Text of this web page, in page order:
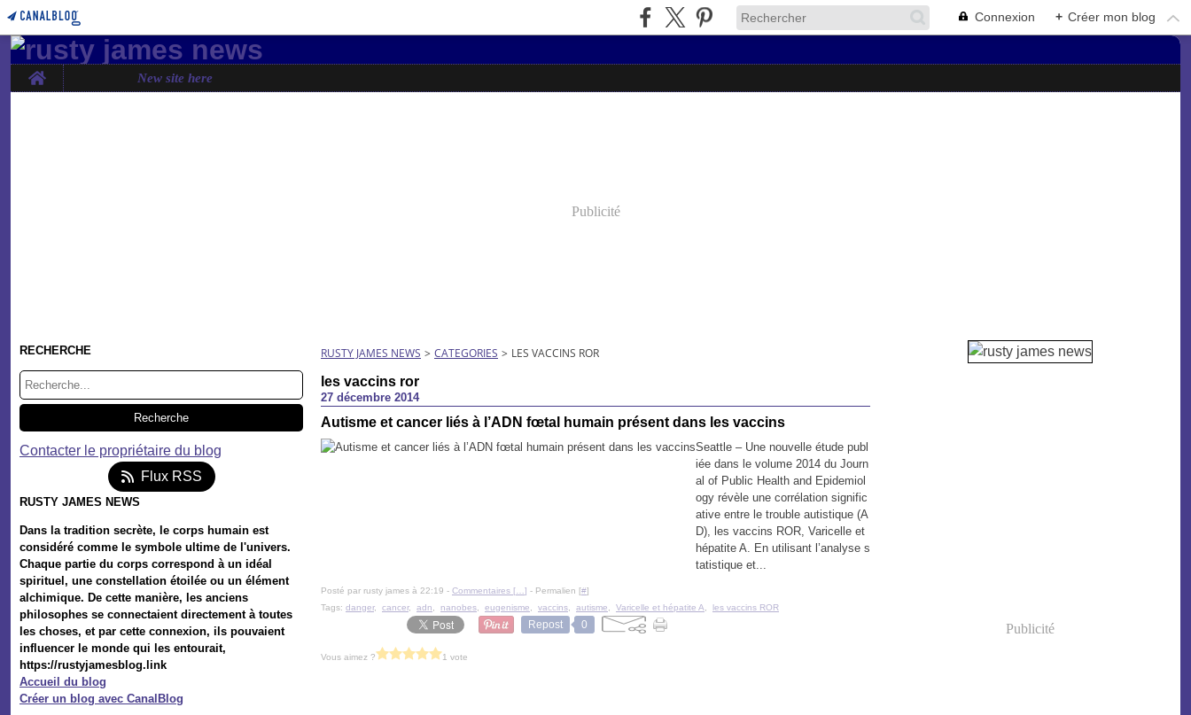
Connexion + Créer mon blog
Home New site here
Publicité
RECHERCHE
Contacter le propriétaire du blog
Flux RSS
RUSTY JAMES NEWS
Dans la tradition secrète, le corps humain est
considéré comme le symbole ultime de l'univers.
Chaque partie du corps correspond à un idéal
spirituel, une constellation étoilée ou un élément
alchimique. De cette manière, les anciens
philosophes se connectaient directement à toutes
les choses, et par cette connexion, ils pouvaient
influencer le monde qui les entourait,
https://rustyjamesblog.link
Accueil du blog
Créer un blog avec CanalBlog
RUSTY JAMES NEWS > CATEGORIES > LES VACCINS ROR
les vaccins ror
27 décembre 2014
Autisme et cancer liés à l’ADN fœtal humain présent dans les vaccins
Seattle – Une nouvelle étude publ
iée dans le volume 2014 du Journ
al of Public Health and Epidemiol
ogy révèle une corrélation signific
ative entre le trouble autistique (A
D), les vaccins ROR, Varicelle et
hépatite A. En utilisant l’analyse s
tatistique et...
Posté par rusty james à 22:19 - Commentaires [ ] - Permalien [#]
Tags: danger, cancer, adn nanobes eugenisme vaccins autisme Varicelle et hépatite A les vaccins ROR
Repost 0
Vous aimez ? 1 vote
Publicité